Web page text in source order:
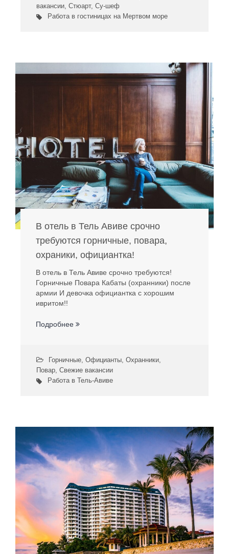
вакансии, Стюарт, Су-шеф
Работа в гостиницах на Мертвом море
В отель в Тель Авиве срочно
требуются горничные, повара,
охраники, официантка!
В отель в Тель Авиве срочно требуются!
Горничные Повара Кабаты (охранники) после
армии И девочка официантка с хорошим
ивритом!!
Подробнее
Горничные, Официанты, Охранники,
Повар, Свежие вакансии
Работа в Тель-Авиве